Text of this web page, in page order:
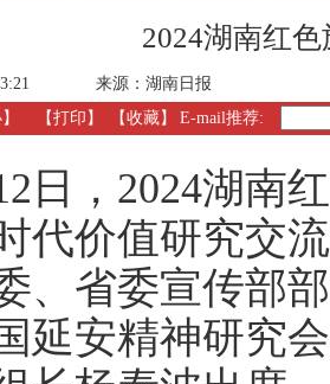
2024湖南红
来源：湖南日报
】 【打印 】 【收藏】 E-mail推荐:
日，2024湖南
代价值研究交
、省委宣传部
延安精神研究